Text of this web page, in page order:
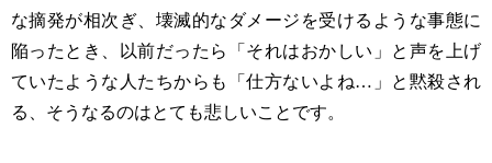
な摘発が相次ぎ、壊滅的なダメージを受けるような事態に
陥ったとき、以前だったら「それはおかしい」と声を上げ
ていたような人たちからも「仕方ないよね…」と黙殺され
る、そうなるのはとても悲しいことです。